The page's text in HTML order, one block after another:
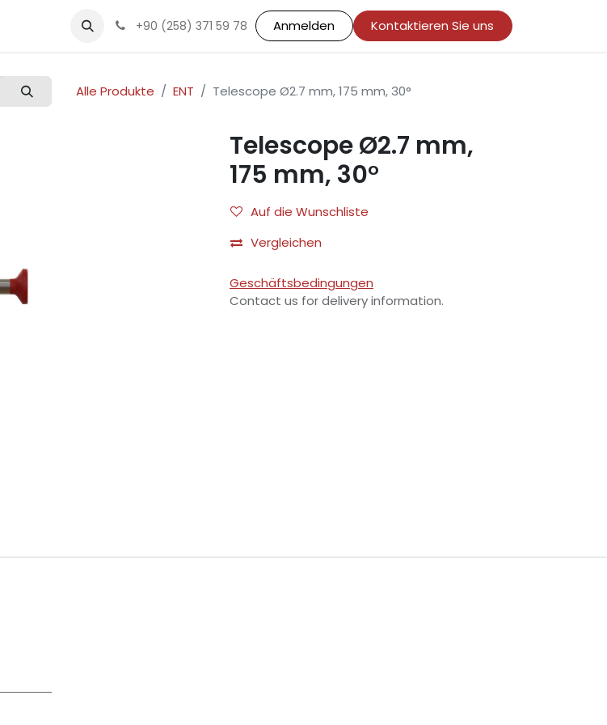
Veranstaltungen Karriere+90 (258) 371 59 78 Anmelden Kontaktieren Sie uns
Alle Produkte ENT Telescope Ø2.7 mm, 175 mm, 30°
Telescope Ø2.7 mm,
175 mm, 30°
Auf die Wunschliste
Vergleichen
Geschäftsbedingungen
Contact us for delivery information.